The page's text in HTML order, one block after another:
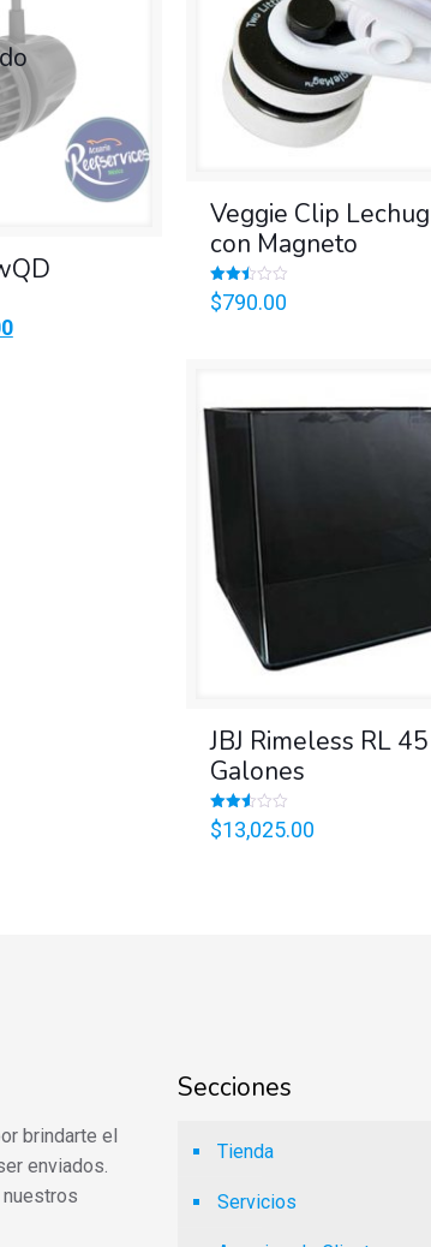
Current
Veggie Clip
con Magneto
Valorado
en
$790.00
JBJ Rimeless RL 45
Galones
Valorado
en
$13,025.00
brindarte el
enviados.
Secciones
Tienda
Servicios